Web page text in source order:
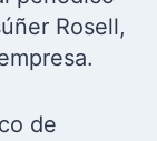
Rosell,
de